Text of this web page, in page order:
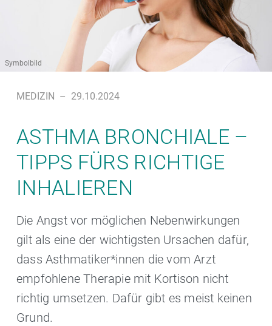
Symbolbild
MEDIZIN – 29.10.2024
ASTHMA BRONCHIALE –
TIPPS FÜRS RICHTIGE
INHALIEREN
Die Angst vor möglichen Nebenwirkungen
gilt als eine der wichtigsten Ursachen dafür,
dass Asthmatiker*innen die vom Arzt
empfohlene Therapie mit Kortison nicht
richtig umsetzen. Dafür gibt es meist keinen
Grund.